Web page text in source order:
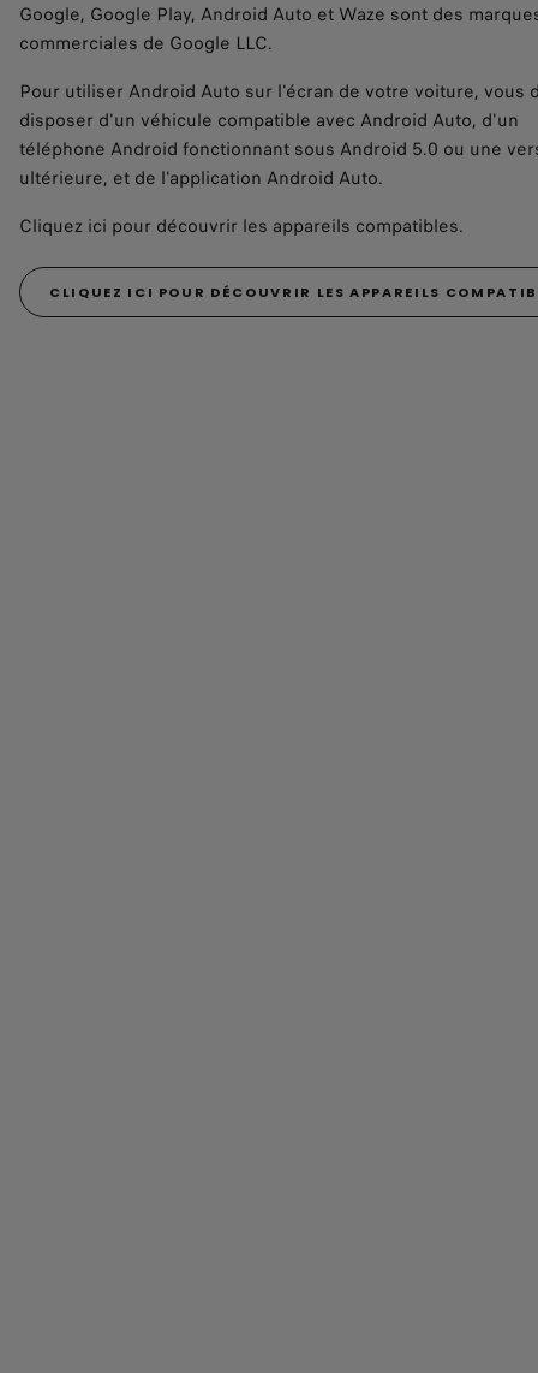
Google, Google Play, Android Auto et Waze sont des
commerciales de Google LLC. ​
​Pour utiliser Android Auto sur l'écran de votre voiture, vous
disposer d'un véhicule compatible avec Android Auto, d'un
téléphone Android fonctionnant sous Android 5.0 ou une
ultérieure, et de l'application Android Auto. ​
Cliquez ici pour découvrir les appareils compatibles.
CLIQUEZ ICI POUR DÉCOUVRIR LES APPAREILS